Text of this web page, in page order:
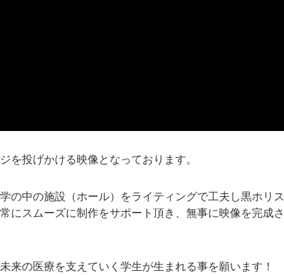
を投げかける映像となっております。
の中の施設（ホール）をライティングで工夫し黒ホリス
にスムーズに制作をサポート頂き、無事に映像を完成さ
来の医療を支えていく学生が生まれる事を願います！